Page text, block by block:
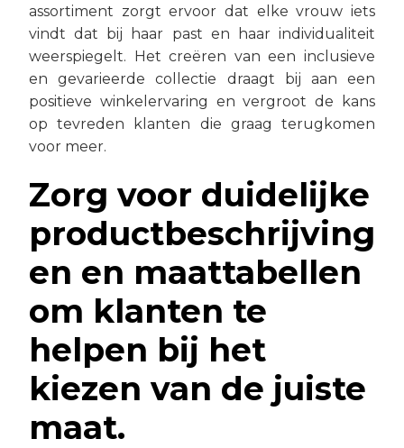
assortiment zorgt ervoor dat elke vrouw iets
vindt dat bij haar past en haar individualiteit
weerspiegelt. Het creëren van een inclusieve
en gevarieerde collectie draagt bij aan een
positieve winkelervaring en vergroot de kans
op tevreden klanten die graag terugkomen
voor meer.
Zorg voor duidelijke
productbeschrijving
en en maattabellen
om klanten te
helpen bij het
kiezen van de juiste
maat.